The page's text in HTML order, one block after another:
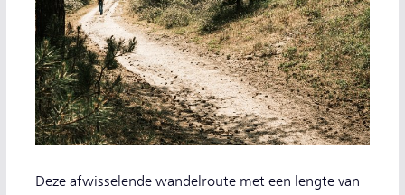
Deze afwisselende wandelroute met een lengte van